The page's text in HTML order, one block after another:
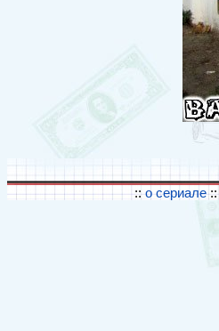
:: о сериале::